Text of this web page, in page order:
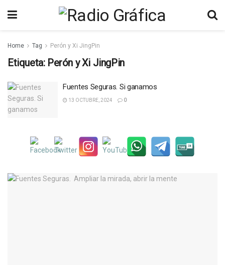
Home Tag Perón y Xi JingPin
Etiqueta: Perón y Xi JingPin
Fuentes Seguras. Si ganamos
13 OCTUBRE, 2024 0